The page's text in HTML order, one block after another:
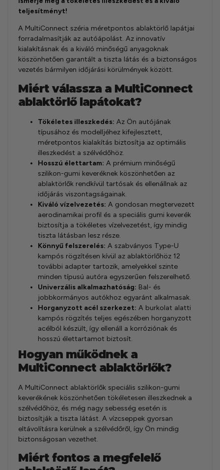
teljesítményt!
A MultiConnect széria méretpontos ablaktörlő lapátjai
forradalmasítják az autóápolást. Az innovatív
kialakításnak és a kiváló minőségű anyagoknak
köszönhetően garantált a tiszta látás és a biztonságos
vezetés bármilyen időjárási körülmények között.
Miért válassza a MultiConnect
ablaktörlő lapátokat?
Tökéletes illeszkedés: Az Ön autójának
típusához és modelljéhez kifejlesztett,
méretpontos kialakítás biztosítja az optimális
illeszkedést a szélvédőhöz.
Hosszú élettartam: A prémium minőségű
szilikon-gumi keveréknek köszönhetően az
ablaktörlők rendkívül tartósak és ellenállnak az
időjárás viszontagságainak.
Kiváló vízelvezetés: A gondosan megtervezett
aerodinamikai profil és a speciális gumi keverék
biztosítja a tökéletes vízelvezetést, így mindig
tiszta látásban lesz része.
Könnyű felszerelés: A szabványos Type-U
kampós rögzítésen kívül az ablaktörlőhöz 12
további adapter tartozik, amelyekkel szinte
minden típusú autóra egyszerűen felszerelhető.
Univerzális alkalmazhatóság: Bal- és
jobbkormányos autókhoz egyaránt alkalmasak.
Horganyzott acél szerkezet: A burkolat alatti
kampós rögzítés teljes egészében horganyzott
acélból készült, így ellenáll a korróziónak és
hosszú élettartamot biztosít.
Hogyan működnek a
MultiConnect ablaktörlők?
A MultiConnect ablaktörlők speciális szilikon-gumi
keverékének köszönhetően tökéletesen illeszkednek a
szélvédőhöz, és még nagy sebesség esetén is
biztosítják a tiszta látást. A vízcseppek gyorsan
eltávolításra kerülnek a szélvédőről, így Ön mindig
biztonságosan vezethet.
Miért fontos a megfelelő